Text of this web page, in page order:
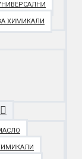
ХИМИКАЛИ